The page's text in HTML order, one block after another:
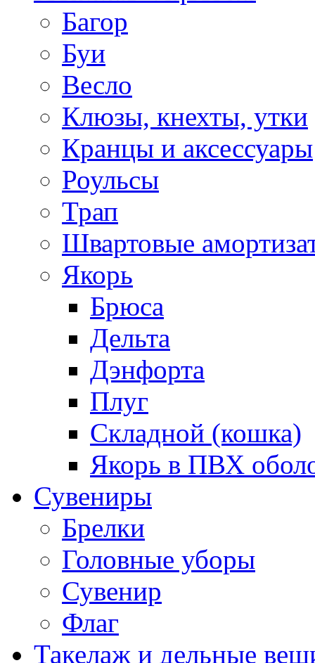
Багор
Буи
Весло
Клюзы, кнехты, утки
Кранцы и аксессуары
Роульсы
Трап
Швартовые
Якорь
Брюса
Дельта
Дэнфорта
Плуг
Складной (кошка)
Якорь в ПВХ
Сувениры
Брелки
Головные уборы
Сувенир
Флаг
Такелаж и дельные